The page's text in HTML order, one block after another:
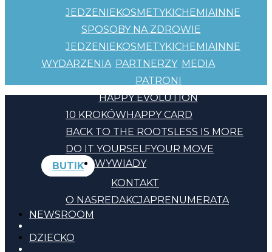
JEDZENIEKOSMETYKICHEMIAINNE
SPOSOBY NA ZDROWIE
JEDZENIEKOSMETYKICHEMIAINNE
WYDARZENIA PARTNERZY
PATRONI
MEDIA
HAPPY EVOLUTION
10 KROKÓWHAPPY CARD
BACK TO THE ROOTSLESS IS MORE
DO IT YOURSELFYOUR MOVE
BUTIK
KONTAKT
O NASREDAKCJAPRENUMERATA
WYWIADY
NEWSROOM
DZIECKO